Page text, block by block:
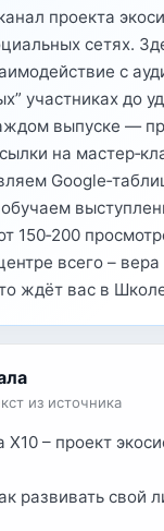
проекта
сетях.
с
участниках до
выпуске ­—
на
150‑200
всего –
ждёт вас в
из источника
– проект
развивать свой